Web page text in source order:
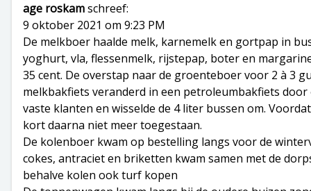
age roskamschreef:
9 oktober 2021 om 9:23 PM
De melkboer haalde melk, karnemelk en gortpap in
yoghurt, vla, flessenmelk, rijstepap, boter en
35 cent. De overstap naar de groenteboer voor 2 à 3
melkbakfiets veranderd in een petroleumbakfiets
vaste klanten en wisselde de 4 liter bussen om.
kort daarna niet meer toegestaan.
De kolenboer kwam op bestelling langs voor de
cokes, antraciet en briketten kwam samen met de
behalve kolen ook turf kopen